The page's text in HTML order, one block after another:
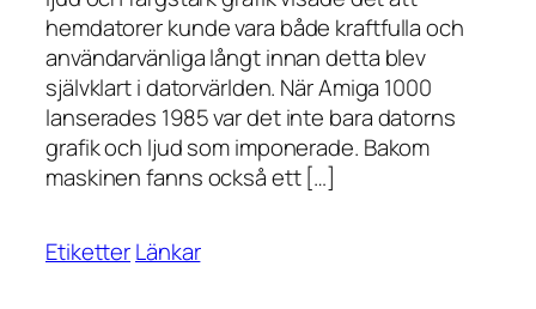
hemdatorer kunde vara både kraftfulla och
användarvänliga långt innan detta blev
självklart i datorvärlden. När Amiga 1000
lanserades 1985 var det inte bara datorns
grafik och ljud som imponerade. Bakom
maskinen fanns också ett […]
EtiketterLänkar